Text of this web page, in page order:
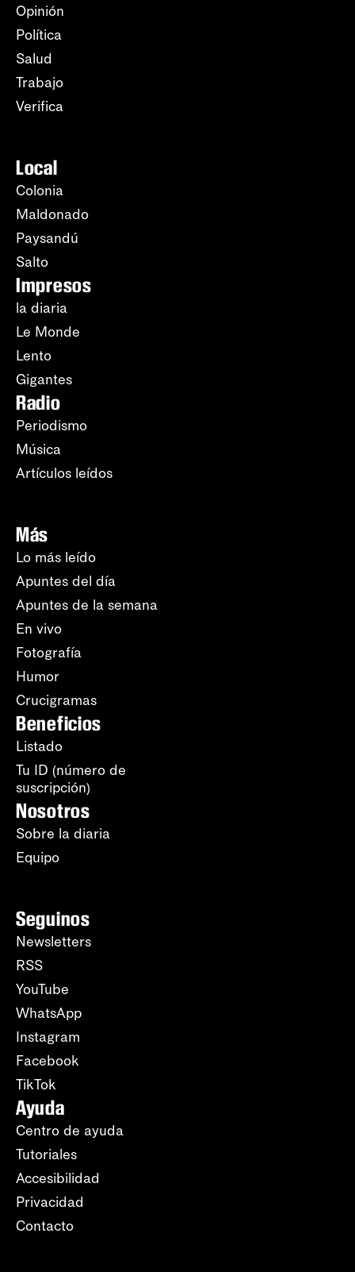
Opinión
Política
Salud
Trabajo
Verifica
Local
Colonia
Maldonado
Paysandú
Salto
Impresos
la diaria
Le Monde
Lento
Gigantes
Radio
Periodismo
Música
Artículos leídos
Más
Lo más leído
Apuntes del día
Apuntes de la semana
En vivo
Fotografía
Humor
Crucigramas
Beneficios
Listado
Tu ID (número de
suscripción)
Nosotros
Sobre la diaria
Equipo
Seguinos
Newsletters
RSS
YouTube
WhatsApp
Instagram
Facebook
TikTok
Ayuda
Centro de ayuda
Tutoriales
Accesibilidad
Privacidad
Contacto